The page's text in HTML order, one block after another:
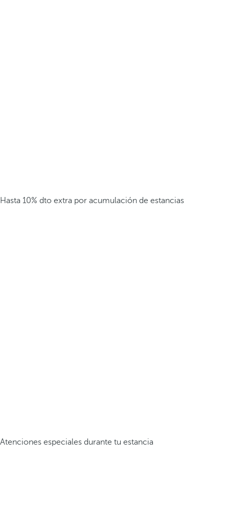
Hasta 10% dto extra por acumulación de estancias
Atenciones especiales durante tu estancia